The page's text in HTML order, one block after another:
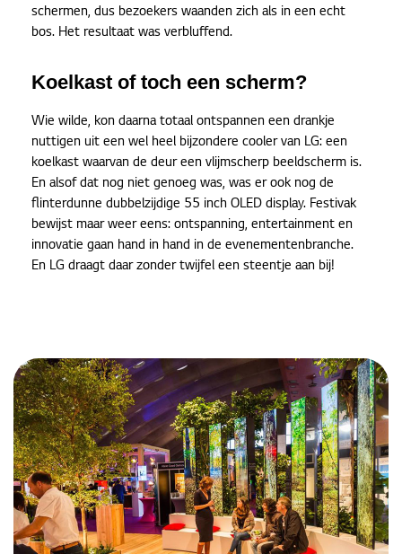
schermen, dus bezoekers waanden zich als in een echt
bos. Het resultaat was verbluffend.
Koelkast of toch een scherm?
Wie wilde, kon daarna totaal ontspannen een drankje
nuttigen uit een wel heel bijzondere cooler van LG: een
koelkast waarvan de deur een vlijmscherp beeldscherm is.
En alsof dat nog niet genoeg was, was er ook nog de
flinterdunne dubbelzijdige 55 inch OLED display. Festivak
bewijst maar weer eens: ontspanning, entertainment en
innovatie gaan hand in hand in de evenementenbranche.
En LG draagt daar zonder twijfel een steentje aan bij!